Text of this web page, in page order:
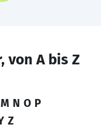
von A bis Z
M N O P
Z